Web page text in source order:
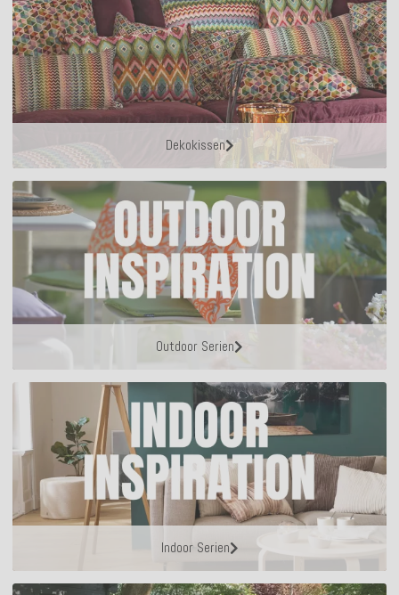
Dekokissen
Outdoor Serien
Indoor Serien